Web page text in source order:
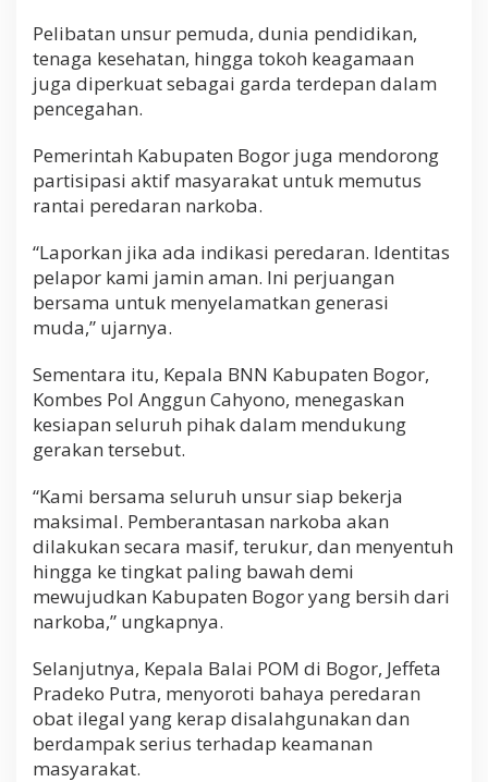
Pelibatan unsur pemuda, dunia pendidikan,
tenaga kesehatan, hingga tokoh keagamaan
juga diperkuat sebagai garda terdepan dalam
pencegahan.
Pemerintah Kabupaten Bogor juga mendorong
partisipasi aktif masyarakat untuk memutus
rantai peredaran narkoba.
“Laporkan jika ada indikasi peredaran. Identitas
pelapor kami jamin aman. Ini perjuangan
bersama untuk menyelamatkan generasi
muda,” ujarnya.
Sementara itu, Kepala BNN Kabupaten Bogor,
Kombes Pol Anggun Cahyono, menegaskan
kesiapan seluruh pihak dalam mendukung
gerakan tersebut.
“Kami bersama seluruh unsur siap bekerja
maksimal. Pemberantasan narkoba akan
dilakukan secara masif, terukur, dan menyentuh
hingga ke tingkat paling bawah demi
mewujudkan Kabupaten Bogor yang bersih dari
narkoba,” ungkapnya.
Selanjutnya, Kepala Balai POM di Bogor, Jeffeta
Pradeko Putra, menyoroti bahaya peredaran
obat ilegal yang kerap disalahgunakan dan
berdampak serius terhadap keamanan
masyarakat.